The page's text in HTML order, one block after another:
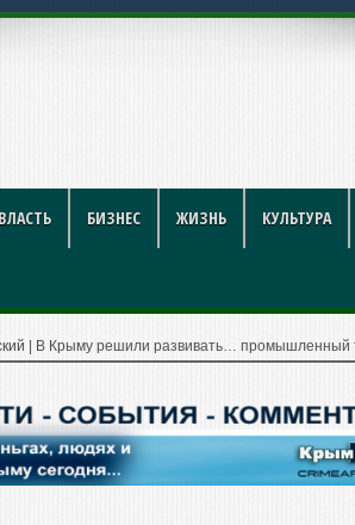
для пок
ВЛАСТЬ БИЗНЕС ЖИЗНЬ КУЛЬТУРА
В Крыму решили развивать… промышленный